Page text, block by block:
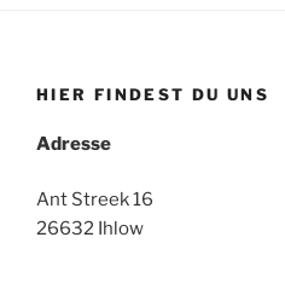
HIER FINDEST DU UNS
Adresse
Ant Streek 16
26632 Ihlow